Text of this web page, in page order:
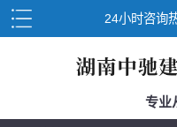
24小时咨询
专业